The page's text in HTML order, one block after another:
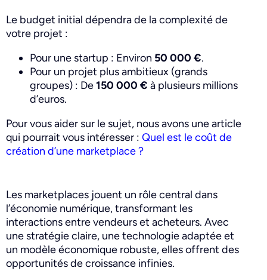
Le budget initial dépendra de la complexité de
votre projet :
Pour une startup : Environ 50 000 €.
Pour un projet plus ambitieux (grands
groupes) : De150 000 € à plusieurs millions
d’euros.
Pour vous aider sur le sujet, nous avons une article
qui pourrait vous intéresser : Quel est le coût de
création d’une marketplace ?
Les marketplaces jouent un rôle central dans
l’économie numérique, transformant les
interactions entre vendeurs et acheteurs. Avec
une stratégie claire, une technologie adaptée et
un modèle économique robuste, elles offrent des
opportunités de croissance infinies.